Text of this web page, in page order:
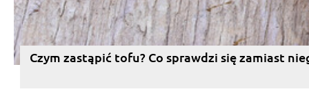
Czym zastąpić tofu? Co sprawdzi się zamiast